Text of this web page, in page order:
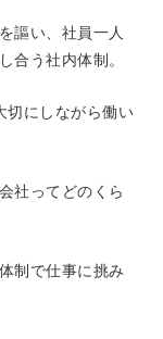
謳い、社員一人
合う社内体制。
切にしながら働い
社ってどのくら
制で仕事に挑み